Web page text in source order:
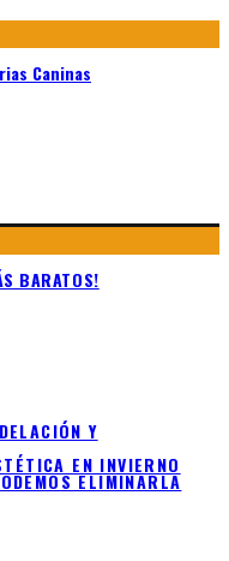
Caninas
BARATOS!
Y
EN INVIERNO
ELIMINARLA